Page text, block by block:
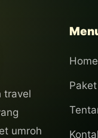
travel
umroh
Home